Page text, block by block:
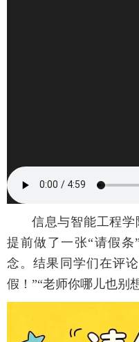
信息与智能工程
提前做了一张“请假
念。结果同学们在评
假！”“老师你哪儿也别